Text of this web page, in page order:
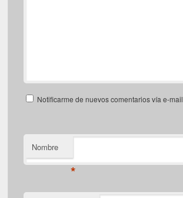
Notificarme de nuevos comentarios vía e-mail
Nombre
*